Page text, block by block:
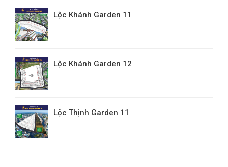
Lộc Khánh Garden 11
Lộc Khánh Garden 12
Lộc Thịnh Garden 11